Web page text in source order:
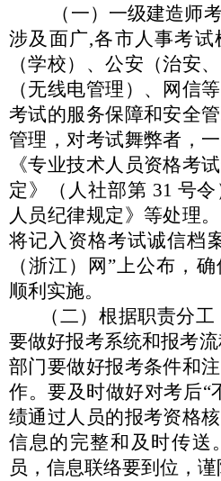
（一）一级建造师
涉及面广,各市人事考试
（学校）、公安（治安
（无线电管理）、网信
考试的服务保障和安全
管理，对考试舞弊者，
《专业技术人员资格考
定》（人社部第 31 号
人员纪律规定》等处理
将记入资格考试诚信档
（浙江）网”上公布，确
顺利实施。
（二）根据职责分工
要做好报考系统和报考流
部门要做好报考条件和
作。要及时做好对考后“
绩通过人员的报考资格
信息的完整和及时传送。
员，信息联络要到位，谨